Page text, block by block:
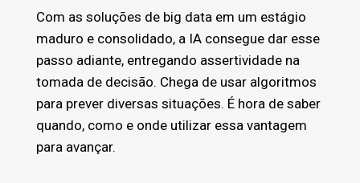
Com as soluções de big data em um estágio
maduro e consolidado, a IA consegue dar esse
passo adiante, entregando assertividade na
tomada de decisão. Chega de usar algoritmos
para prever diversas situações. É hora de saber
quando, como e onde utilizar essa vantagem
para avançar.